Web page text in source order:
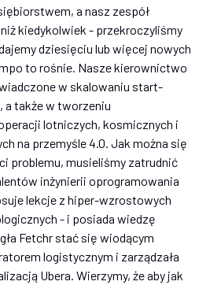
a nasz zespół
kiedykolwiek - przekroczyliśmy
dziesięciu lub więcej nowych
to rośnie. Nasze kierownictwo
w skalowaniu start-
a także w tworzeniu
lotniczych, kosmicznych i
na przemyśle 4.0. Jak można się
problemu, musieliśmy zatrudnić
inżynierii oprogramowania
lekcje z hiper-wzrostowych
- i posiada wiedzę
Fetchr stać się wiodącym
logistycznym i zarządzała
Ubera. Wierzymy, że aby jak